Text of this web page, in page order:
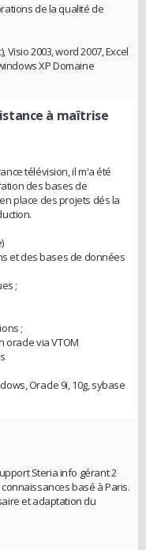
de la qualité de
2003, word 2007, Excel
XP Domaine
à maîtrise
télévision, il m'a été
des bases de
place des projets dés la
et des bases de données
;
;
via VTOM
Oracle 9i, 10g, sybase
Steria info gérant 2
basé à Paris.
et adaptation du